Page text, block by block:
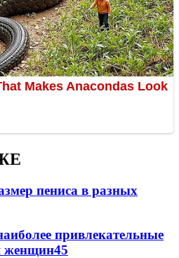
пениса в разных
привлекательные
женщин45